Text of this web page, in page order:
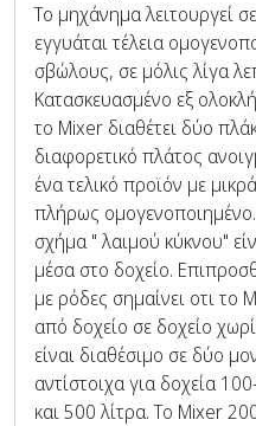
Το μηχάνημα λειτουργεί
εγγυάται τέλεια
σβώλους, σε μόλις λίγα
Κατασκευασμένο εξ
το Mixer διαθέτει δύο
διαφορετικό πλάτος
ένα τελικό προϊόν με
πλήρως
σχήμα " λαιμού κύκνου"
μέσα στο δοχείο.
με ρόδες σημαίνει οτι το
από δοχείο σε δοχείο
είναι διαθέσιμο σε δύο
αντίστοιχα για δοχεία
και 500 λίτρα. Το Mixer